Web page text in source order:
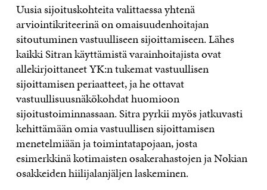
Uusia sijoituskohteita valittaessa yhtenä
arviointikriteerinä on omaisuudenhoitajan
sitoutuminen vastuulliseen sijoittamiseen. Lähes
kaikki Sitran käyttämistä varainhoitajista ovat
allekirjoittaneet YK:n tukemat vastuullisen
sijoittamisen periaatteet, ja he ottavat
vastuullisuusnäkökohdat huomioon
sijoitustoiminnassaan. Sitra pyrkii myös jatkuvasti
kehittämään omia vastuullisen sijoittamisen
menetelmiään ja toimintatapojaan, josta
esimerkkinä kotimaisten osakerahastojen ja Nokian
osakkeiden hiilijalanjäljen laskeminen.